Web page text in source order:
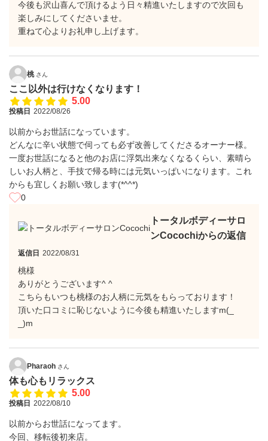
今後も沢山喜んで頂けるよう日々精進いたしますので次回も
楽しみにしてくださいませ。
重ねて心よりお礼申し上げます。
桃 さん
ここ以外は行けなくなります！
5.00
投稿日 2022/08/26
以前からお世話になっています。
どんなに辛い状態で伺っても必ず改善してくださるオーナー様。
一度お世話になると他のお店に浮気出来なくなるくらい、素晴ら
しいお人柄と、手技で帰る時には元気いっぱいになります。これ
からも宜しくお願い致します(*^^*)
0
トータルボディーサロ
ンCocochiからの返信
返信日 2022/08/31
桃様
ありがとうございます^ ^
こちらもいつも桃様のお人柄に元気をもらっております！
頂いた口コミに恥じないように今後も精進いたしますm(_
_)m
Pharaoh さん
体も心もリラックス
5.00
投稿日 2022/08/10
以前からお世話になってます。
今回、移転後初来店。